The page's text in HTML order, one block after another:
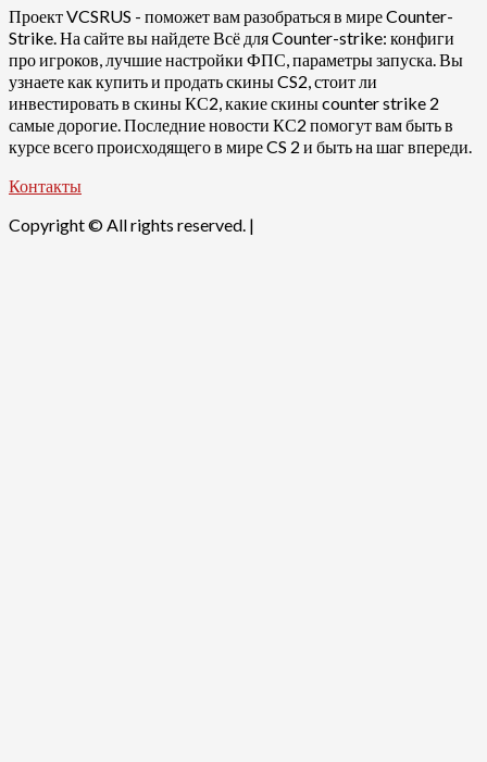
Проект VCSRUS - поможет вам разобраться в мире Counter-
Strike. На сайте вы найдете Всё для Counter-strike: конфиги
про игроков, лучшие настройки ФПС, параметры запуска. Вы
узнаете как купить и продать скины CS2, стоит ли
инвестировать в скины КС2, какие скины counter strike 2
самые дорогие. Последние новости КС2 помогут вам быть в
курсе всего происходящего в мире CS 2 и быть на шаг впереди.
Контакты
Copyright © All rights reserved. |